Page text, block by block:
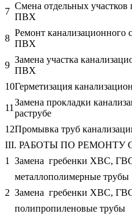
7
Смена отдельных
ПВХ
8
Ремонт канализационного
ПВХ
9
Замена участка
ПВХ
10Герметизация
11
Замена прокладки
раструбе
12Промывка труб
III. РАБОТЫ ПО
1
Замена гребенки ХВС,
металлополимерные трубы
2 Замена гребенки ХВС,
полипропиленовые трубы